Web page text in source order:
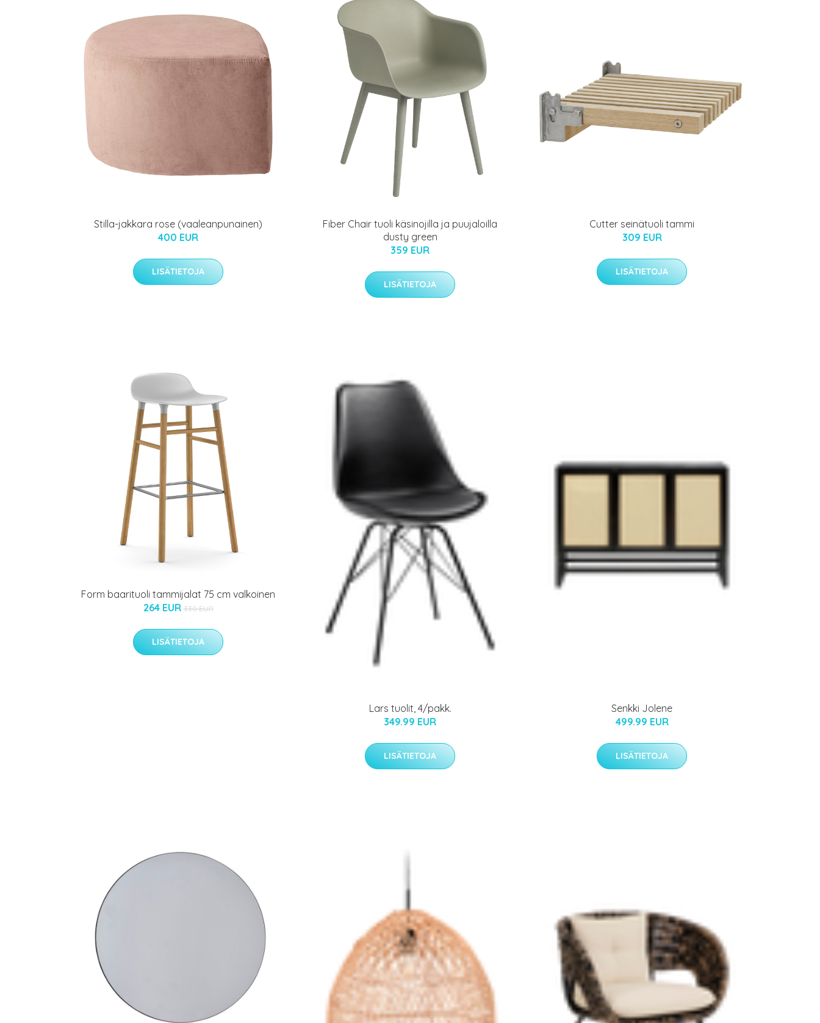
Stilla-jakkara rose (vaaleanpunainen)
400 EUR
LISÄTIETOJA
Fiber Chair tuoli käsinojilla ja puujaloilla
dusty green
359 EUR
LISÄTIETOJA
Cutter seinätuoli tammi
309 EUR
LISÄTIETOJA
Form baarituoli tammijalat 75 cm valkoinen
264 EUR 330 EUR
LISÄTIETOJA
Lars tuolit, 4/pakk.
349.99 EUR
LISÄTIETOJA
Senkki Jolene
499.99 EUR
LISÄTIETOJA